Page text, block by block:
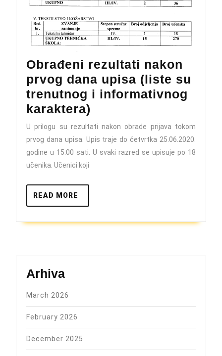
Obrađeni rezultati nakon
prvog dana upisa (liste su
trenutnog i informativnog
karaktera)
rezultati
nakon
prvog
trenutnog
informativnog
U prilogu su rezultati nakon obrade prijava tokom
prvog dana upisa. Upis traje do četvrtka 25.06.2020.
godine u 15:00 sati. U svaki razred se upisuje po 18
učenika. Učenici koji
READ MORE
MORE
Arhiva
March 2026
February 2026
December 2025